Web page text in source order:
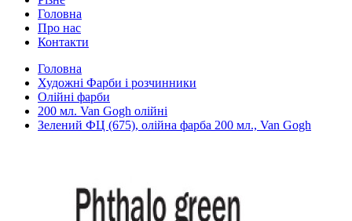
Головна
Про нас
Контакти
Головна
Художні Фарби і розчинники
Олійні фарби
200 мл. Van Gogh олійні
Зелений ФЦ (675), олійна фарба 200 мл., Van Gogh